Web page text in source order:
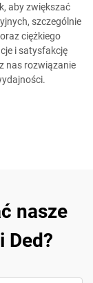
aby zwiększać
szczególnie
ciężkiego
i satysfakcję
nas rozwiązanie
nasze
Ded?